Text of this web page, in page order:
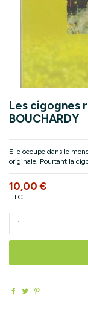
Les cigognes
BOUCHARDY
Elle occupe dans le
originale. Pourtant la
10,00 €
TTC